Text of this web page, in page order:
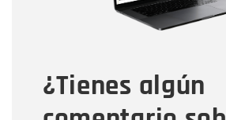
¿Tienes algún
Tipo de comentario
Mensaje